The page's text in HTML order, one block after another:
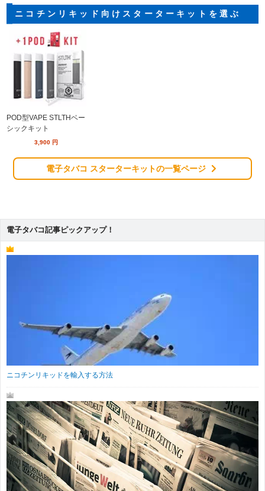
ニコチンリキッド向けスターターキットを選ぶ
POD型VAPE STLTHベー
シックキット
3,900 円
電子タバコ スターターキットの一覧ページ
電子タバコ記事ピックアップ！
ニコチンリキッドを輸入する方法